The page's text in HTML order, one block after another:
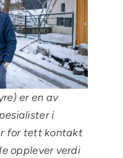
er en av
i
for tett kontakt
opplever verdi